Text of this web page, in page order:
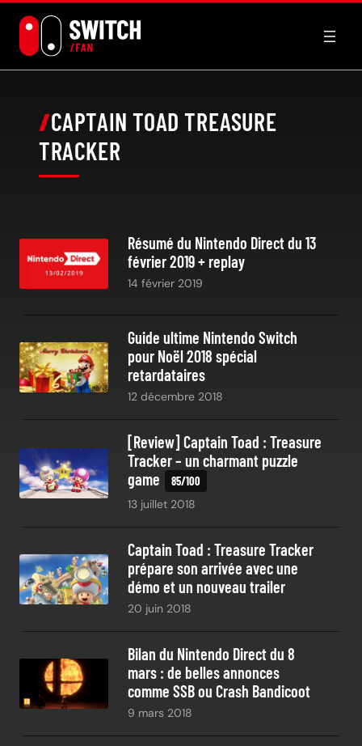
contenu
CAPTAIN TOAD TREASURE
TRACKER
Résumé du Nintendo Direct du 13
février 2019 + replay
14 février 2019
Guide ultime Nintendo Switch
pour Noël 2018 spécial
retardataires
12 décembre 2018
[Review] Captain Toad : Treasure
Tracker – un charmant puzzle
game
13 juillet 2018
Captain Toad : Treasure Tracker
prépare son arrivée avec une
démo et un nouveau trailer
20 juin 2018
Bilan du Nintendo Direct du 8
mars : de belles annonces
comme SSB ou Crash Bandicoot
9 mars 2018